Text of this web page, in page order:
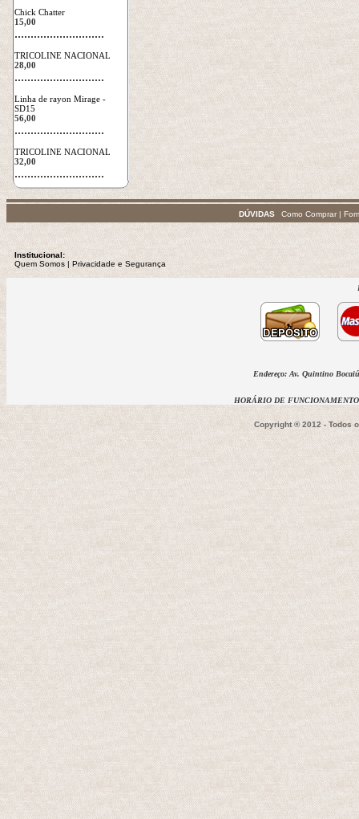
Chick Chatter
15,00
............................
TRICOLINE NACIONAL
28,00
............................
Linha de rayon Mirage -
SD15
56,00
............................
TRICOLINE NACIONAL
32,00
............................
DÚVIDAS Como Comprar |
Institucional:
Quem Somos | Privacidade e Segurança
Endereço: Av. Quintino
HORÁRIO DE
Copyright ® 2012 - Todos